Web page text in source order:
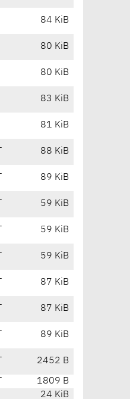
84 KiB
80 KiB
80 KiB
83 KiB
81 KiB
88 KiB
89 KiB
59 KiB
59 KiB
59 KiB
87 KiB
87 KiB
89 KiB
2452 B
1809 B
24 KiB